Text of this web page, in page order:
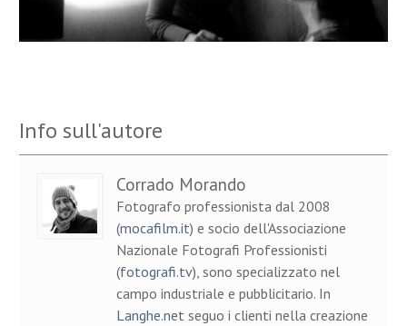
Info sull'autore
Corrado Morando
Fotografo professionista dal 2008
(mocafilm.it) e socio dell'Associazione
Nazionale Fotografi Professionisti
(fotografi.tv), sono specializzato nel
campo industriale e pubblicitario. In
Langhe.net seguo i clienti nella creazione